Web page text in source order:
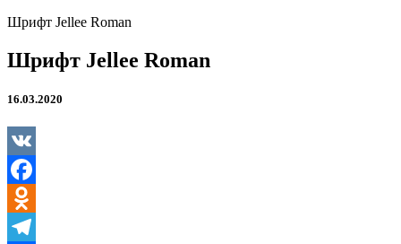
Шрифт Jellee Roman
Шрифт Jellee Roman
16.03.2020
VK
Facebook
Odnoklassniki